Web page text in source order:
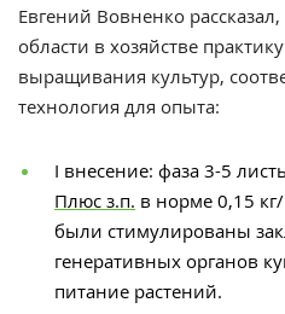
Евгений Вовненко
области в хозяйстве
выращивания культур,
технология для опыта:
I внесение: фаза 3-5
Плюс з.п. в норме 0,15
были стимулированы
генеративных органов
питание растений.